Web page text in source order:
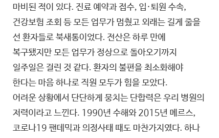
마비된 적이 있다. 진료 예약과 접수, 입·퇴원 수속,
건강보험 조회 등 모든 업무가 멈췄고 외래는 길게 줄을
선 환자들로 북새통이었다. 전산은 하루 만에
복구됐지만 모든 업무가 정상으로 돌아오기까지
일주일은 걸린 것 같다. 환자의 불편을 최소화해야
한다는 마음 하나로 직원 모두가 힘을 모았다.
어려운 상황에서 단단하게 뭉치는 단합력은 우리 병원의
저력이라고 느낀다. 1990년 수해와 2015년 메르스,
코로나19 팬데믹과 의정사태 때도 마찬가지였다. 하나